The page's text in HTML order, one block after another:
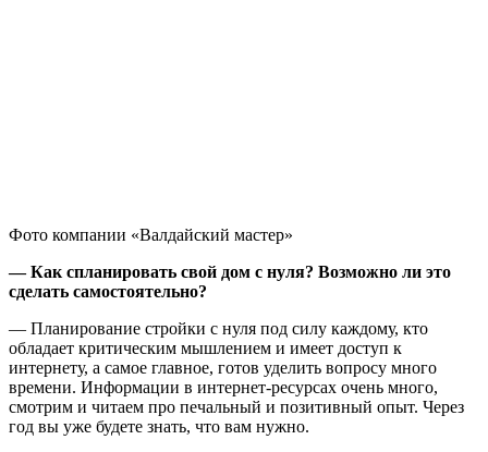
Фото компании «Валдайский мастер»
— Как спланировать свой дом с нуля? Возможно ли это
сделать самостоятельно?
— Планирование стройки с нуля под силу каждому, кто
обладает критическим мышлением и имеет доступ к
интернету, а самое главное, готов уделить вопросу много
времени. Информации в интернет-ресурсах очень много,
смотрим и читаем про печальный и позитивный опыт. Через
год вы уже будете знать, что вам нужно.